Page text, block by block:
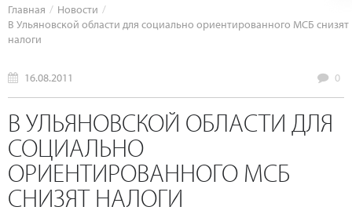
Главная
Новости
В Ульяновской области для социально ориентированного МСБ снизят
налоги
16.08.2011 0
В УЛЬЯНОВСКОЙ ОБЛАСТИ ДЛЯ
СОЦИАЛЬНО
ОРИЕНТИРОВАННОГО МСБ
СНИЗЯТ НАЛОГИ